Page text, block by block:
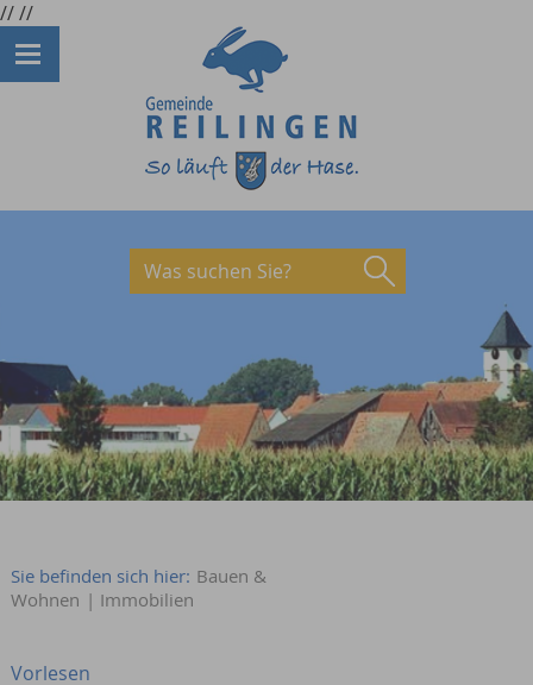
////
Was suchen Sie?
Sie befinden sich hier: Bauen &
Wohnen | Immobilien
Vorlesen